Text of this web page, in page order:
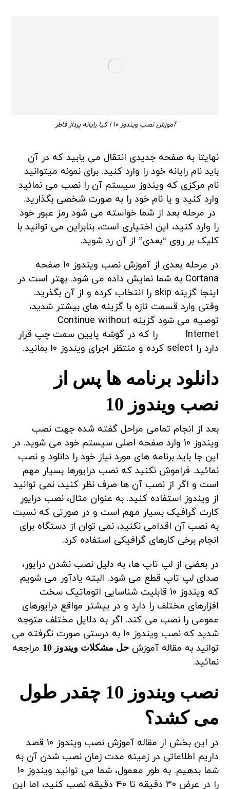
آموزش نصب ویندوز 10 | کیا رایانه پرداز فاطر
نهایتا به صفحه جدیدی انتقال می یابید که در آن
باید نام رایانه خود را وارد کنید. برای نمونه میتوانید
نام مرکزی که ویندوز سیستم آن را نصب می نمائید
وارد کنید و یا نام خود را به صورت شخصی بگذارید.
در مرحله بعد از شما خواسته می شود رمز عبور خود
را وارد کنید، این اختیاری است، بنابراین می توانید با
کلیک بر روی “بعدی” از آن رد شوید.
در مرحله بعدی از آموزش نصب ویندوز 10 صفحه
Cortana به شما نمایش داده می شود. بهتر است در
اینجا گزینه skip را انتخاب کرده و از آن بگذرید.
وقتی وارد قسمت تازه با گزینه های بیشتر شدید،
توصیه می شود گزینه Continue without
Internet را که در گوشه پایین سمت چپ قرار
دارد را select کرده و منتظر اجرای ویندوز 10 بمانید.
دانلود برنامه ها پس از
نصب ویندوز 10
بعد از انجام تمامی مراحل گفته شده جهت نصب
ویندوز 10 وارد صفحه اصلی سیستم خود می شوید. در
این جا باید برنامه های مورد نیاز خود را دانلود و نصب
نمائید. فراموش نکنید که نصب درایورها بسیار مهم
است و اگر از نصب آن ها صرف نظر کنید، نمی توانید
از ویندوز استفاده کنید. به عنوان مثال، نصب درایور
کارت گرافیک بسیار مهم است و در صورتی که نسبت
به نصب آن اقدامی نکنید، نمی توان از دستگاه برای
انجام برخی کارهای گرافیکی استفاده کرد.
در بعضی از لپ تاپ ها، به دلیل نصب نشدن درایور،
صدای لپ تاپ قطع می شود. البته یادآور می شویم
که ویندوز 10 قابلیت شناسایی اتوماتیک سخت
افزارهای مختلف را دارد و در بیشتر مواقع درایورهای
عمومی را نصب می کند. اگر به دلایل مختلف متوجه
شدید که نصب ویندوز 10 به درستی صورت نگرفته می
توانید به مقاله آموزشحل مشکلات ویندوز 10
مراجعه
نمائید.
نصب ویندوز 10 چقدر طول
می کشد؟
در این بخش از مقاله آموزش نصب ویندوز 10 قصد
داریم اطلاعاتی در زمینه مدت زمان نصب شدن آن به
شما بدهیم. به طور معمول، شما می توانید ویندوز 10
را در عرض 30 دقیقه تا 40 دقیقه نصب کنید، اما این